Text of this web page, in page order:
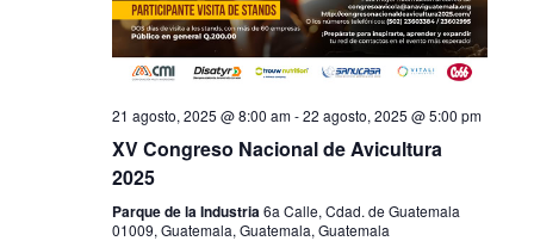
21 agosto, 2025 @ 8:00 am-22 agosto, 2025 @ 5:00 pm
XV Congreso Nacional de Avicultura
2025
Parque de la Industria6a Calle, Cdad. de Guatemala
01009, Guatemala, Guatemala, Guatemala